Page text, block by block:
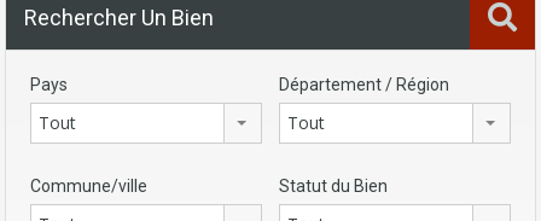
Rechercher Un Bien
Pays
Tout
Département / Région
Tout
Commune/ville Statut du Bien